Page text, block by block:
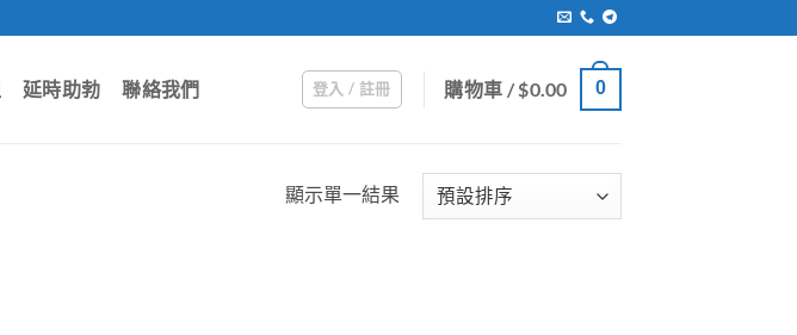
延時助勃 聯絡我們 登入 / 註冊 購物車 /$0.00 0
顯示單一結果